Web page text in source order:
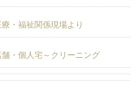
・福祉関係現場より
・個人宅～クリーニング